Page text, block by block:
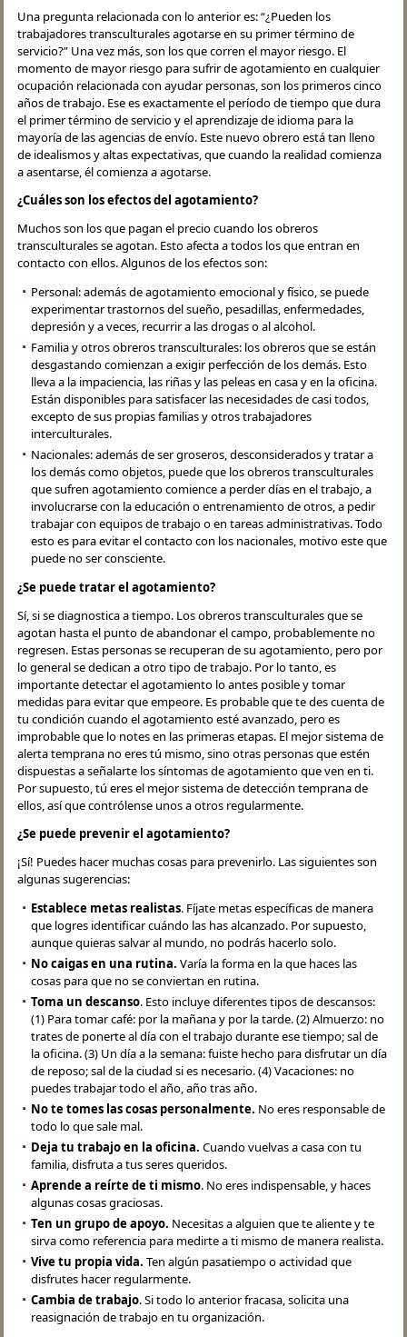
Una pregunta relacionada con lo anterior es: “¿Pueden los
trabajadores transculturales agotarse en su primer término de
servicio?” Una vez más, son los que corren el mayor riesgo. El
momento de mayor riesgo para sufrir de agotamiento en cualquier
ocupación relacionada con ayudar personas, son los primeros cinco
años de trabajo. Ese es exactamente el período de tiempo que dura
el primer término de servicio y el aprendizaje de idioma para la
mayoría de las agencias de envío. Este nuevo obrero está tan lleno
de idealismos y altas expectativas, que cuando la realidad comienza
a asentarse, él comienza a agotarse.
¿Cuáles son los efectos del agotamiento?
Muchos son los que pagan el precio cuando los obreros
transculturales se agotan. Esto afecta a todos los que entran en
contacto con ellos. Algunos de los efectos son:
Personal: además de agotamiento emocional y físico, se puede
experimentar trastornos del sueño, pesadillas, enfermedades,
depresión y a veces, recurrir a las drogas o al alcohol.
Familia y otros obreros transculturales: los obreros que se están
desgastando comienzan a exigir perfección de los demás. Esto
lleva a la impaciencia, las riñas y las peleas en casa y en la oficina.
Están disponibles para satisfacer las necesidades de casi todos,
excepto de sus propias familias y otros trabajadores
interculturales.
Nacionales: además de ser groseros, desconsiderados y tratar a
los demás como objetos, puede que los obreros transculturales
que sufren agotamiento comience a perder días en el trabajo, a
involucrarse con la educación o entrenamiento de otros, a pedir
trabajar con equipos de trabajo o en tareas administrativas. Todo
esto es para evitar el contacto con los nacionales, motivo este que
puede no ser consciente.
¿Se puede tratar el agotamiento?
Sí, si se diagnostica a tiempo. Los obreros transculturales que se
agotan hasta el punto de abandonar el campo, probablemente no
regresen. Estas personas se recuperan de su agotamiento, pero por
lo general se dedican a otro tipo de trabajo. Por lo tanto, es
importante detectar el agotamiento lo antes posible y tomar
medidas para evitar que empeore. Es probable que te des cuenta de
tu condición cuando el agotamiento esté avanzado, pero es
improbable que lo notes en las primeras etapas. El mejor sistema de
alerta temprana no eres tú mismo, sino otras personas que estén
dispuestas a señalarte los síntomas de agotamiento que ven en ti.
Por supuesto, tú eres el mejor sistema de detección temprana de
ellos, así que contrólense unos a otros regularmente.
¿Se puede prevenir el agotamiento?
¡Sí! Puedes hacer muchas cosas para prevenirlo. Las siguientes son
algunas sugerencias:
Establece metas realistas. Fíjate metas específicas de manera
que logres identificar cuándo las has alcanzado. Por supuesto,
aunque quieras salvar al mundo, no podrás hacerlo solo.
No caigas en una rutina. Varía la forma en la que haces las
cosas para que no se conviertan en rutina.
Toma un descanso. Esto incluye diferentes tipos de descansos:
(1) Para tomar café: por la mañana y por la tarde. (2) Almuerzo: no
trates de ponerte al día con el trabajo durante ese tiempo; sal de
la oficina. (3) Un día a la semana: fuiste hecho para disfrutar un día
de reposo; sal de la ciudad si es necesario. (4) Vacaciones: no
puedes trabajar todo el año, año tras año.
No te tomes las cosas personalmente. No eres responsable de
todo lo que sale mal.
Deja tu trabajo en la oficina.Cuando vuelvas a casa con tu
familia, disfruta a tus seres queridos.
Aprende a reírte de ti mismo. No eres indispensable, y haces
algunas cosas graciosas.
Ten un grupo de apoyo. Necesitas a alguien que te aliente y te
sirva como referencia para medirte a ti mismo de manera realista.
Vive tu propia vida. Ten algún pasatiempo o actividad que
disfrutes hacer regularmente.
Cambia de trabajo. Si todo lo anterior fracasa, solicita una
reasignación de trabajo en tu organización.